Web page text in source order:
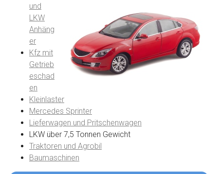
und
LKW
Anhäng
er
Kfz mit
Getrieb
eschad
en
Kleinlaster
Mercedes Sprinter
Lieferwagen und Pritschenwagen
LKW über 7,5 Tonnen Gewicht
Traktoren und Agrobil
Baumaschinen